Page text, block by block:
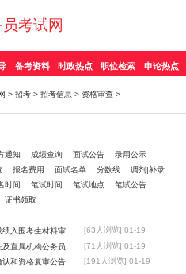
考试网
备考资料 时政热点 职位检索 申论热点
> 招考 > 招考信息 > 资格审查 >
通知 成绩查询 面试公告
录用公示
报名费用 面试名单 分数线
调剂|补录
时间 笔试时间 笔试地点
笔试公告
证书领取
考生材料审核通知 [63人浏览] 01-19
公务员资格复审公告 [71人浏览] 01-19
和资格复审公告 [191人浏览] 01-19